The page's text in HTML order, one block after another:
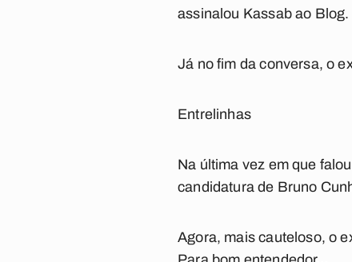
assinalou Kassab ao Blog.
Já no fim da conversa, o
Entrelinhas
Na última vez em que
candidatura de Bruno
Agora, mais cauteloso, o